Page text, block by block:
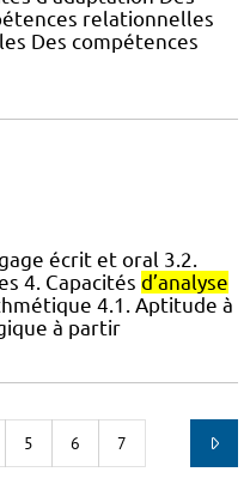
relationnelles
Des compétences
écrit et oral 3.2.
4. Capacités d’analyse
4.1. Aptitude à
à partir
5 6 7